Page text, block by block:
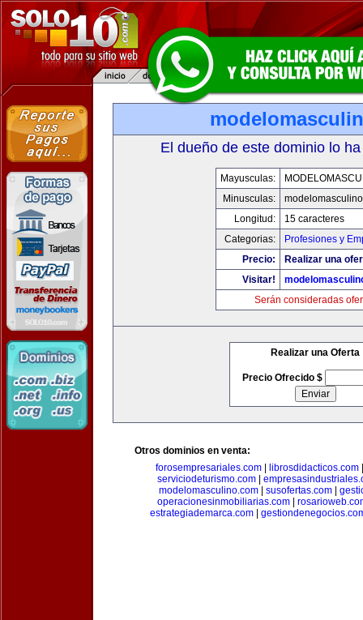
El dueño de este dominio lo
Mayusculas:
Minusculas:
Longitud:
15 caracteres
Categorias:
Profesiones y
Precio:
Realizar una
Visitar!
Serán consideradas
Realizar una Oferta
Precio Ofrecido $
Otros dominios en venta:
forosempresariales.com
librosdidacticos.com
serviciodeturismo.com
modelomasculino.com
susofertas.com
operacionesinmobiliarias.com
estrategiademarca.com|